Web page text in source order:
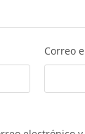
Correo